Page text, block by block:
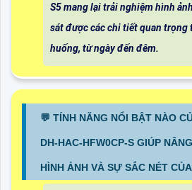
S5 mang lại trải nghiệm hình
sát được các chi tiết quan trọng
huống, từ ngày đến đêm.
️💬 TÍNH NĂNG NỔI BẬT NÀO
DH-HAC-HFW0CP-S GIÚP
HÌNH ẢNH VÀ SỰ SẮC NÉT